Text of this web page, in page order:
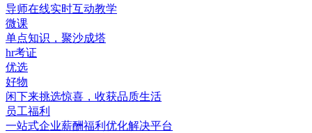
导师在线实时互动教学
微课
单点知识，聚沙成塔
hr考证
优选
好物
闲下来挑选惊喜，收获品质生活
员工福利
一站式企业薪酬福利优化解决平台